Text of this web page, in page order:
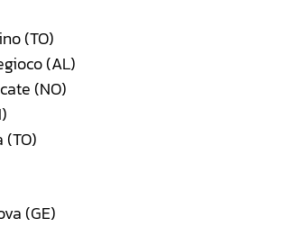
(TO)
(AL)
(NO)
(GE)